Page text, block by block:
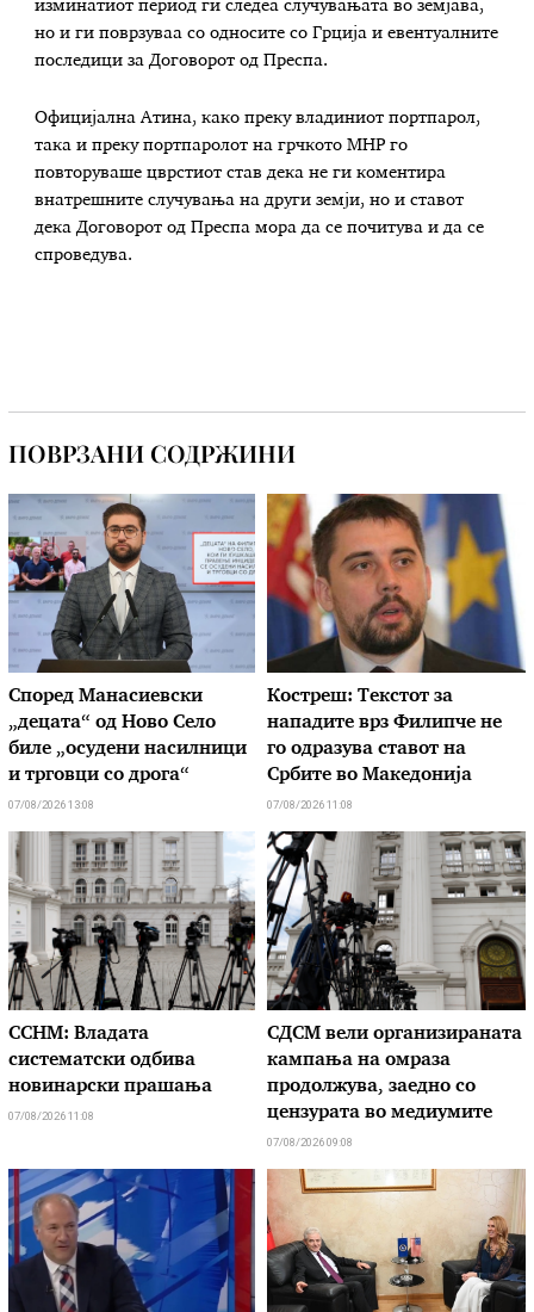
изминатиот период ги следеа случувањата во земјава,
но и ги поврзуваа со односите со Грција и евентуалните
последици за Договорот од Преспа.
Официјална Атина, како преку владиниот портпарол,
така и преку портпаролот на грчкото МНР го
повторуваше цврстиот став дека не ги коментира
внатрешните случувања на други земји, но и ставот
дека Договорот од Преспа мора да се почитува и да се
спроведува.
ПОВРЗАНИ СОДРЖИНИ
Според Манасиевски
„децата“ од Ново Село
биле „осудени насилници
и трговци со дрога“
07/08/2026 13:08
Костреш: Текстот за
нападите врз Филипче не
го одразува ставот на
Србите во Македонија
07/08/2026 11:08
ССНМ: Владата
систематски одбива
новинарски прашања
07/08/2026 11:08
СДСМ вели организираната
кампања на омраза
продолжува, заедно со
цензурата во медиумите
07/08/2026 09:08